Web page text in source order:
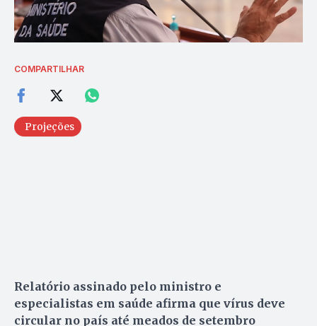
COMPARTILHAR
Projeções
Relatório assinado pelo ministro e
especialistas em saúde afirma que vírus deve
circular no país até meados de setembro